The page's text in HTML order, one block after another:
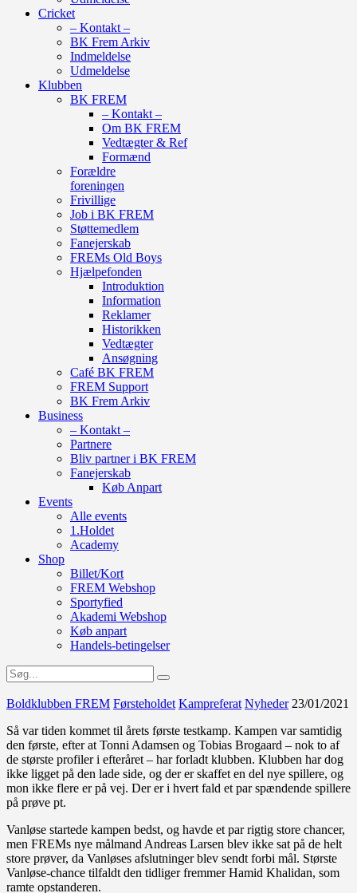
Cricket
– Kontakt –
BK Frem Arkiv
Indmeldelse
Udmeldelse
Klubben
BK FREM
– Kontakt –
Om BK FREM
Vedtægter & Ref
Formænd
Forældre
foreningen
Frivillige
Job i BK FREM
Støttemedlem
Fanejerskab
FREMs Old Boys
Hjælpefonden
Introduktion
Information
Reklamer
Historikken
Vedtægter
Ansøgning
Café BK FREM
FREM Support
BK Frem Arkiv
Business
– Kontakt –
Partnere
Bliv partner i BK FREM
Fanejerskab
Køb Anpart
Events
Alle events
1.Holdet
Academy
Shop
Billet/Kort
FREM Webshop
Sportyfied
Akademi Webshop
Køb anpart
Handels-betingelser
Boldklubben FREM Førsteholdet Kampreferat Nyheder 23/01/2021
Så var tiden kommet til årets første testkamp. Kampen var samtidig
den første, efter at Tonni Adamsen og Tobias Brogaard – nok to af
de største profiler i efteråret – har forladt klubben. Klubben har dog
ikke ligget på den lade side, og der er skaffet en del nye spillere, og
mon ikke flere er på vej. Der er i hvert fald et par spændende spillere
på prøve pt.
Vanløse startede kampen bedst, og havde et par rigtig store chancer,
men FREMs nye målmand Andreas Larsen blev ikke sat på de helt
store prøver, da Vanløses afslutninger blev sendt forbi mål. Største
Vanløse-chance tilfaldt den tidliger fremmer Hamid Khalidan, som
ramte opstanderen.